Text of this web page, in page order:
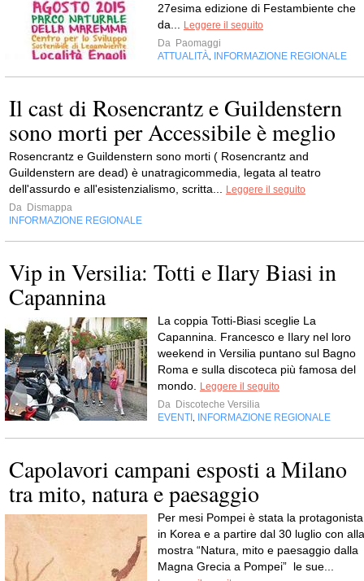
27esima edizione di Festambiente che
da...
Leggere il seguito
Da Paomaggi
ATTUALITÀ INFORMAZIONE REGIONALE
Il cast di Rosencrantz e Guildenstern
sono morti per Accessibile è meglio
Rosencrantz e Guildenstern sono morti ( Rosencrantz and
Guildenstern are dead) è unatragicommedia, legata al teatro
dell'assurdo e all'esistenzialismo, scritta...
Leggere il seguito
Da Dismappa
INFORMAZIONE REGIONALE
Vip in Versilia: Totti e Ilary Biasi in
Capannina
La coppia Totti-Biasi sceglie La
Capannina. Francesco e Ilary nel loro
weekend in Versilia puntano sul Bagno
Roma e sulla discoteca più famosa del
mondo.
Leggere il seguito
Da Discoteche Versilia
EVENTI INFORMAZIONE REGIONALE
Capolavori campani esposti a Milano
tra mito, natura e paesaggio
Per mesi Pompei è stata la protagonista
in Korea e a partire dal 30 luglio con alla
mostra “Natura, mito e paesaggio dalla
Magna Grecia a Pompei” le sue...